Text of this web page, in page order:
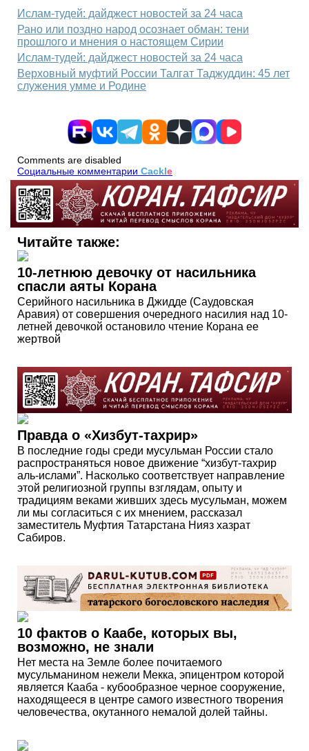
Ислам-тудей: дайджест новостей за 24 часа
Рано или поздно народ осознает обман: тени
прошлого и мнения о настоящем Сирии
Ислам-тудей: дайджест новостей за 24 часа
Верховный муфтий России Талгат Таджуддин: 45 лет
служения умме и Родине
Comments are disabled
Социальные комментарии Cackle
Читайте также:
10-летнюю девочку от насильника
спасли аяты Корана
Серийного насильника в Джидде (Саудовская
Аравия) от совершения очередного насилия над 10-
летней девочкой остановило чтение Корана ее
жертвой
Правда о «Хизбут-тахрир»
В последние годы среди мусульман России стало
распространяться новое движение “хизбут-тахрир
аль-ислами”. Насколько соответствует направление
этой религиозной группы взглядам, опыту и
традициям веками живших здесь мусульман, можем
ли мы согласиться с их мнением, рассказал
заместитель Муфтия Татарстана Нияз хазрат
Сабиров.
10 фактов о Каабе, которых вы,
возможно, не знали
Нет места на Земле более почитаемого
мусульманином нежели Мекка, эпицентром которой
является Кааба - кубообразное черное сооружение,
находящееся в центре самого известного творения
человечества, окутанного немалой долей тайны.